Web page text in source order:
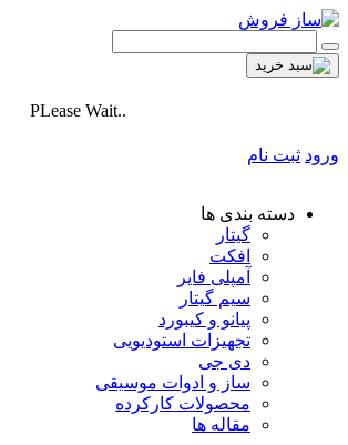
PLease Wait..
ورود ثبت نام
دسته بندی ها
گیتار
افکت
آمپلی فایر
سیم گیتار
پیانو و کیبورد
تجهیزات استودیویی
دی جی
ساز و ادوات موسیقی
محصولات کارکرده
مقاله ها